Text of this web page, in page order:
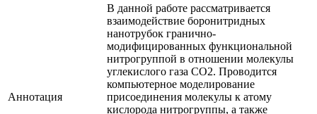
Аннотация
В данной работе рассматривается
взаимодействие боронитридных
нанотрубок гранично-
модифицированных функциональной
нитрогруппой в отношении молекулы
углекислого газа CO2. Проводится
компьютерное моделирование
присоединения молекулы к атому
кислорода нитрогруппы, а также